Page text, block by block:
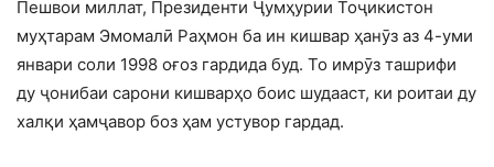
Пешвои миллат, Президенти Ҷумҳурии Тоҷикистон
муҳтарам Эмомалӣ Раҳмон ба ин кишвар ҳанӯз аз 4-уми
январи соли 1998 оғоз гардида буд. То имрӯз ташрифи
ду ҷонибаи сарони кишварҳо боис шудааст, ки роитаи ду
халқи ҳамҷавор боз ҳам устувор гардад.